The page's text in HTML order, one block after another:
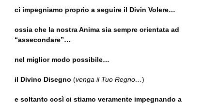
ci impegniamo proprio a seguire il Divin Volere…
ossia che la nostra Anima sia sempre orientata ad
“assecondare”…
nel miglior modo possibile…
il Divino Disegno (venga il Tuo Regno…)
e soltanto così ci stiamo veramente impegnando a